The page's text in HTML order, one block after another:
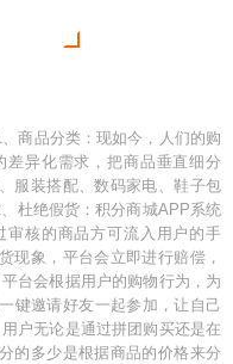
商品分类：现如今，人们的购
异化需求，把商品垂直细分
服装搭配、数码家电、鞋子包
杜绝假货：积分商城APP系统
审核的商品方可流入用户的手
现象，平台会立即进行赔偿，
台会根据用户的购物行为，为
键邀请好友一起参加，让自己
户无论是通过拼团购买还是在
的多少是根据商品的价格来分